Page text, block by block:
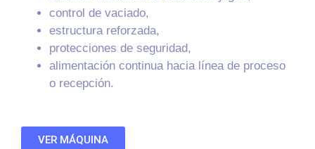
control de vaciado,
estructura reforzada,
protecciones de seguridad,
alimentación continua hacia línea de proceso
o recepción.
VER MÁQUINA